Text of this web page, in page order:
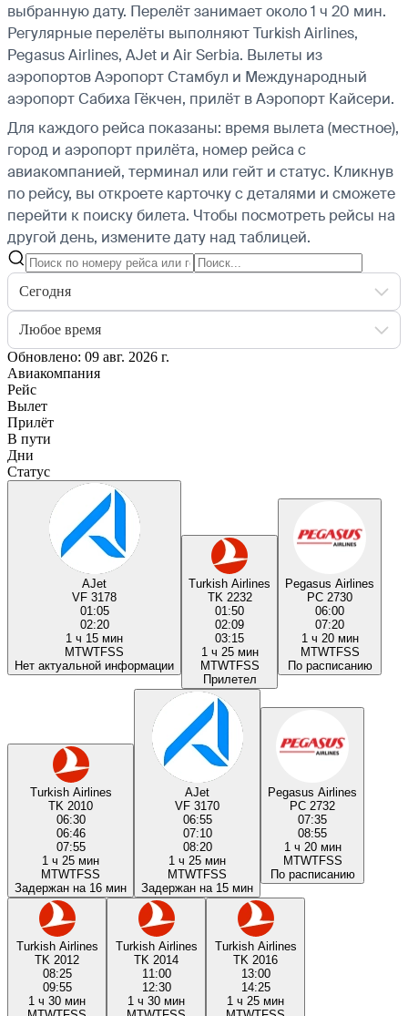
выбранную дату. Перелёт занимает около 1 ч 20 мин.
Регулярные перелёты выполняют Turkish Airlines,
Pegasus Airlines, AJet и Air Serbia. Вылеты из
аэропортов Аэропорт Стамбул и Международный
аэропорт Сабиха Гёкчен, прилёт в Аэропорт Кайсери.
Для каждого рейса показаны: время вылета (местное),
город и аэропорт прилёта, номер рейса с
авиакомпанией, терминал или гейт и статус. Кликнув
по рейсу, вы откроете карточку с деталями и сможете
перейти к поиску билета. Чтобы посмотреть рейсы на
другой день, измените дату над таблицей.
Сегодня
Любое время
Обновлено: 09 авг. 2026 г.
Авиакомпания
Рейс
Вылет
Прилёт
В пути
Дни
Статус
AJet
VF 3178
01:05
02:20
1 ч 15 мин
MTWTFSS
Нет актуальной информации
Turkish Airlines
TK 2232
01:50
02:09
03:15
1 ч 25 мин
MTWTFSS
Прилетел
Pegasus Airlines
PC 2730
06:00
07:20
1 ч 20 мин
MTWTFSS
По расписанию
Turkish Airlines
TK 2010
06:30
06:46
07:55
1 ч 25 мин
MTWTFSS
Задержан на 16 мин
AJet
VF 3170
06:55
07:10
08:20
1 ч 25 мин
MTWTFSS
Задержан на 15 мин
Pegasus Airlines
PC 2732
07:35
08:55
1 ч 20 мин
MTWTFSS
По расписанию
Turkish Airlines
TK 2012
08:25
09:55
1 ч 30 мин
Turkish Airlines
TK 2014
11:00
12:30
1 ч 30 мин
Turkish Airlines
TK 2016
13:00
14:25
1 ч 25 мин